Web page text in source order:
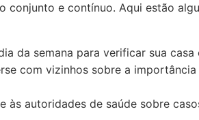
conjunto e contínuo. Aqui estão
da semana para verificar sua
com vizinhos sobre a
às autoridades de saúde sobre